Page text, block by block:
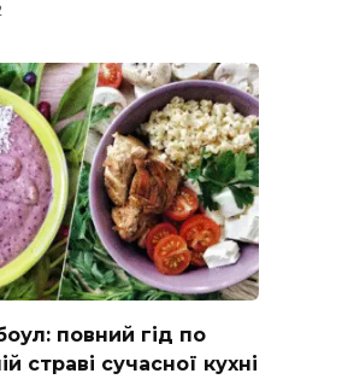
повний гід по
страві сучасної кухні